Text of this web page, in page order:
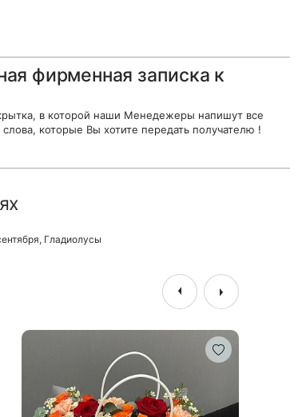
фирменная записка к
в которой наши Менедежеры напишут все
которые Вы хотите передать получателю !
, Гладиолусы